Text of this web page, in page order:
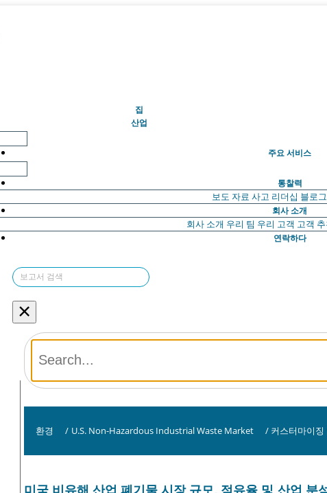
집(현재의)
산업
주요 서비스
통찰력
보도 자료 사고 리더십 블로그
회사 소개
회사 소개 우리 팀 우리 고객 고객 추
연락하다
×
환경 / U.S. Non-Hazardous Industrial Waste Market / 커스터마이징
미국 비유해 산업 폐기물 시장 규모, 점유율 및 산업 분